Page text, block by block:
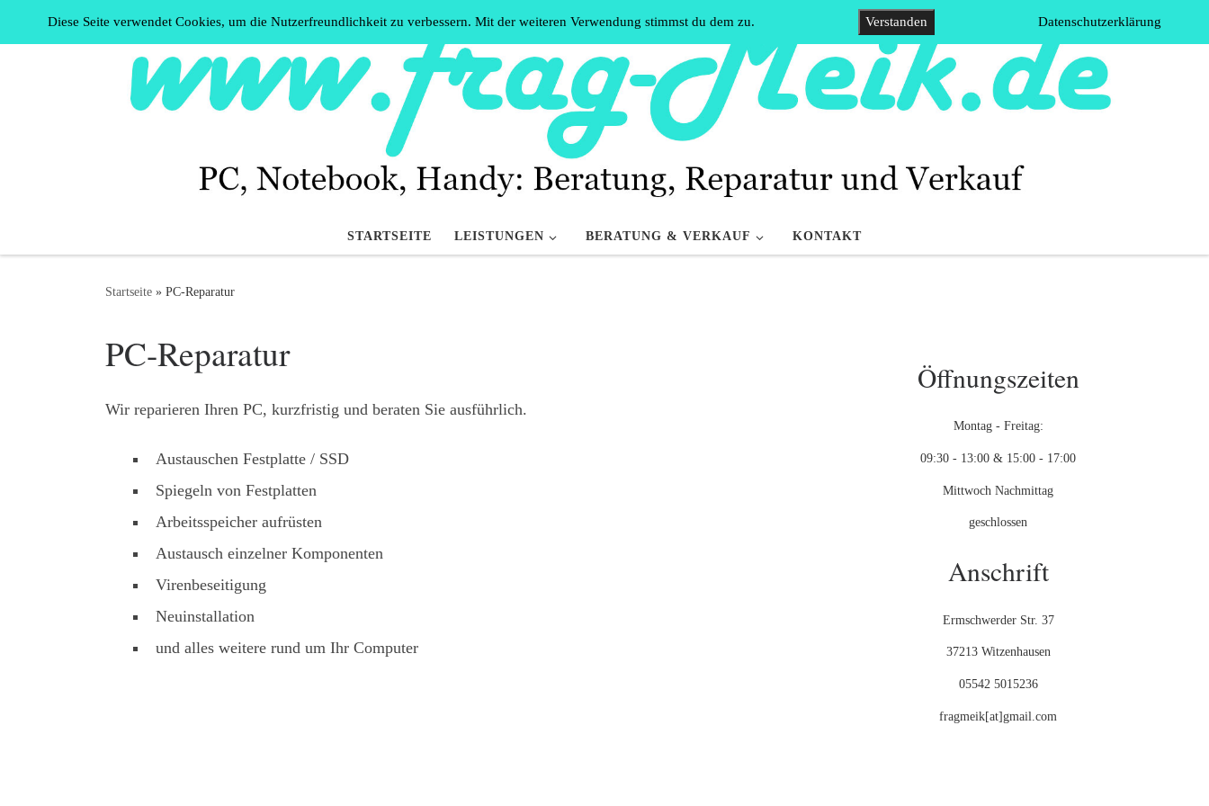
Zum Inhalt springen
STARTSEITE LEISTUNGEN BERATUNG & VERKAUF KONTAKT
Startseite » PC-Reparatur
PC-Reparatur
Wir reparieren Ihren PC, kurzfristig und beraten Sie ausführlich.
Austauschen Festplatte / SSD
Spiegeln von Festplatten
Arbeitsspeicher aufrüsten
Austausch einzelner Komponenten
Virenbeseitigung
Neuinstallation
und alles weitere rund um Ihr Computer
Öffnungszeiten
Montag - Freitag:
09:30 - 13:00 & 15:00 - 17:00
Mittwoch Nachmittag
geschlossen
Anschrift
Ermschwerder Str. 37
37213 Witzenhausen
05542 5015236
fragmeik[at]gmail.com
Diese Seite verwendet Cookies, um die Nutzerfreundlichkeit zu verbessern. Mit der weiteren Verwendung stimmst du dem zu. Verstanden Datenschutzerklärung